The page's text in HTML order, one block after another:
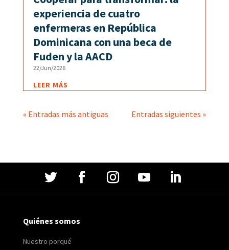
experiencia de cuatro
enfermeras en República
Dominicana con una beca de
Fuden y la AACD
22/Jun/2026
LEER MÁS
« Entradas más antiguas Entradas siguientes »
Quiénes somos
Nuestro porqué